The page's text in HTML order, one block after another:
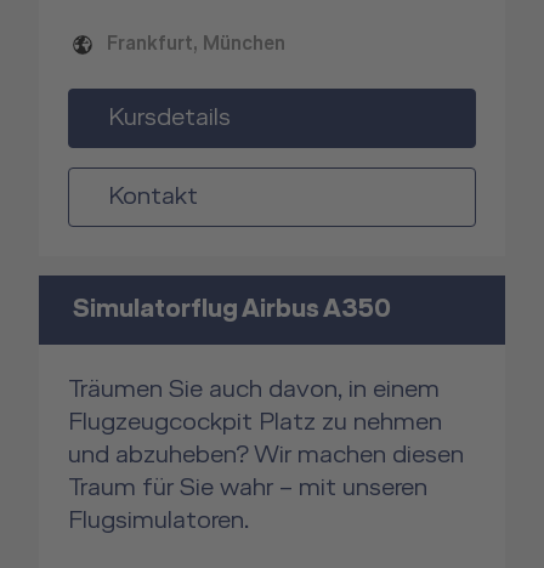
Frankfurt, München
Kursdetails
Kontakt
Simulatorflug Airbus A350
Träumen Sie auch davon, in einem
Flugzeugcockpit Platz zu nehmen
und abzuheben? Wir machen diesen
Traum für Sie wahr – mit unseren
Flugsimulatoren.